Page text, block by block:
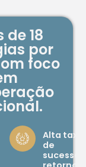
de 18
por
foco
Alta taxa
de
sucesso